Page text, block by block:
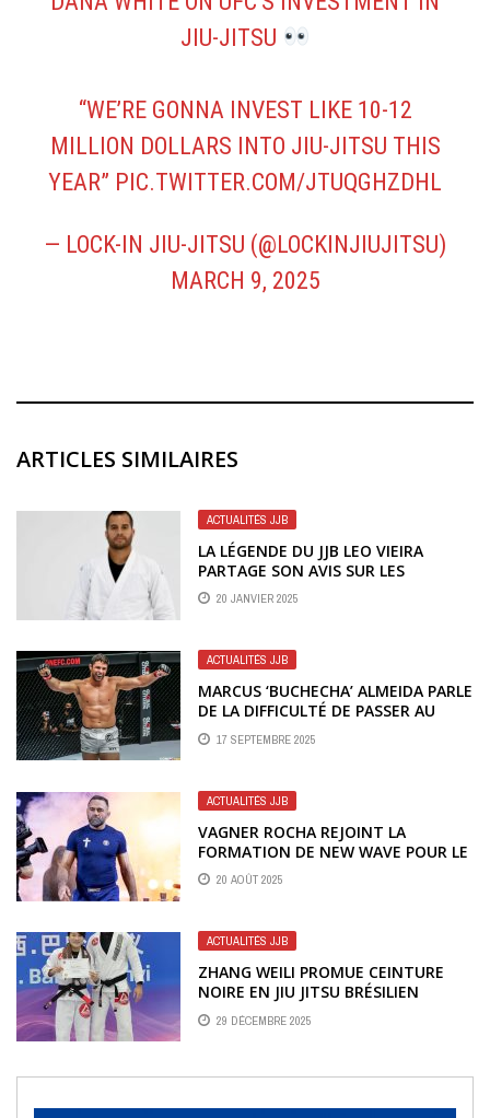
JIU-JITSU
“WE’RE GONNA INVEST LIKE 10-12
MILLION DOLLARS INTO JIU-JITSU THIS
YEAR” PIC.TWITTER.COM/JTUQGHZDHL
— LOCK-IN JIU-JITSU (@LOCKINJIUJITSU)
MARCH 9, 2025
ARTICLES SIMILAIRES
ACTUALITÉS JJB
LA LÉGENDE DU JJB LEO VIEIRA
PARTAGE SON AVIS SUR LES
PRODUITS DOPANTS (PEDS)
20 JANVIER 2025
ACTUALITÉS JJB
MARCUS ‘BUCHECHA’ ALMEIDA PARLE
DE LA DIFFICULTÉ DE PASSER AU
MMA17 SEPTEMBRE 2025
ACTUALITÉS JJB
VAGNER ROCHA REJOINT LA
FORMATION DE NEW WAVE POUR LE
CJI 220 AOÛT 2025
ACTUALITÉS JJB
ZHANG WEILI PROMUE CEINTURE
NOIRE EN JIU JITSU BRÉSILIEN
29 DÉCEMBRE 2025